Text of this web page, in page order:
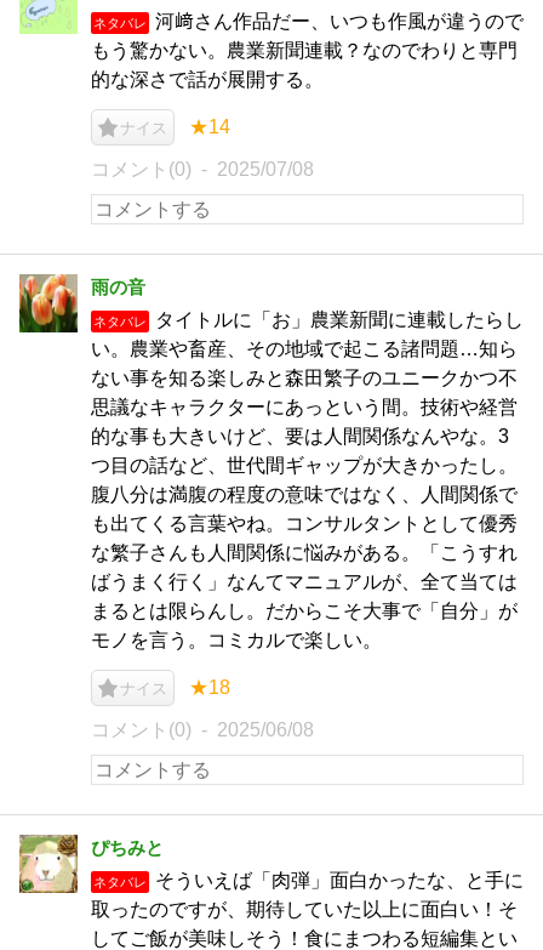
ネタバレ
河﨑さん作品だー、いつも作風が違うので
もう驚かない。農業新聞連載？なのでわりと専門
的な深さで話が展開する。
ナイス ★14
コメント(0) 2025/07/08
雨の音
ネタバレ
タイトルに「お」農業新聞に連載したらし
い。農業や畜産、その地域で起こる諸問題…知ら
ない事を知る楽しみと森田繁子のユニークかつ不
思議なキャラクターにあっという間。技術や経営
的な事も大きいけど、要は人間関係なんやな。3
つ目の話など、世代間ギャップが大きかったし。
腹八分は満腹の程度の意味ではなく、人間関係で
も出てくる言葉やね。コンサルタントとして優秀
な繁子さんも人間関係に悩みがある。「こうすれ
ばうまく行く」なんてマニュアルが、全て当ては
まるとは限らんし。だからこそ大事で「自分」が
モノを言う。コミカルで楽しい。
ナイス ★18
コメント(0) 2025/06/08
ぴちみと
ネタバレ
そういえば「肉弾」面白かったな、と手に
取ったのですが、期待していた以上に面白い！そ
してご飯が美味しそう！食にまつわる短編集とい